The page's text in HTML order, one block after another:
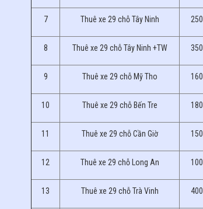
7 Thuê xe 29 chỗ Tây Ninh 250
8 Thuê xe 29 chỗ Tây Ninh +TW 350
9 Thuê xe 29 chỗ Mỹ Tho 160
10 Thuê xe 29 chỗ Bến Tre 180
11 Thuê xe 29 chỗ Cần Giờ 150
12 Thuê xe 29 chỗ Long An 100
13 Thuê xe 29 chỗ Trà Vinh 400